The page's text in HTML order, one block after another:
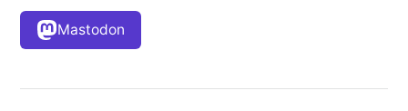
Mastodon